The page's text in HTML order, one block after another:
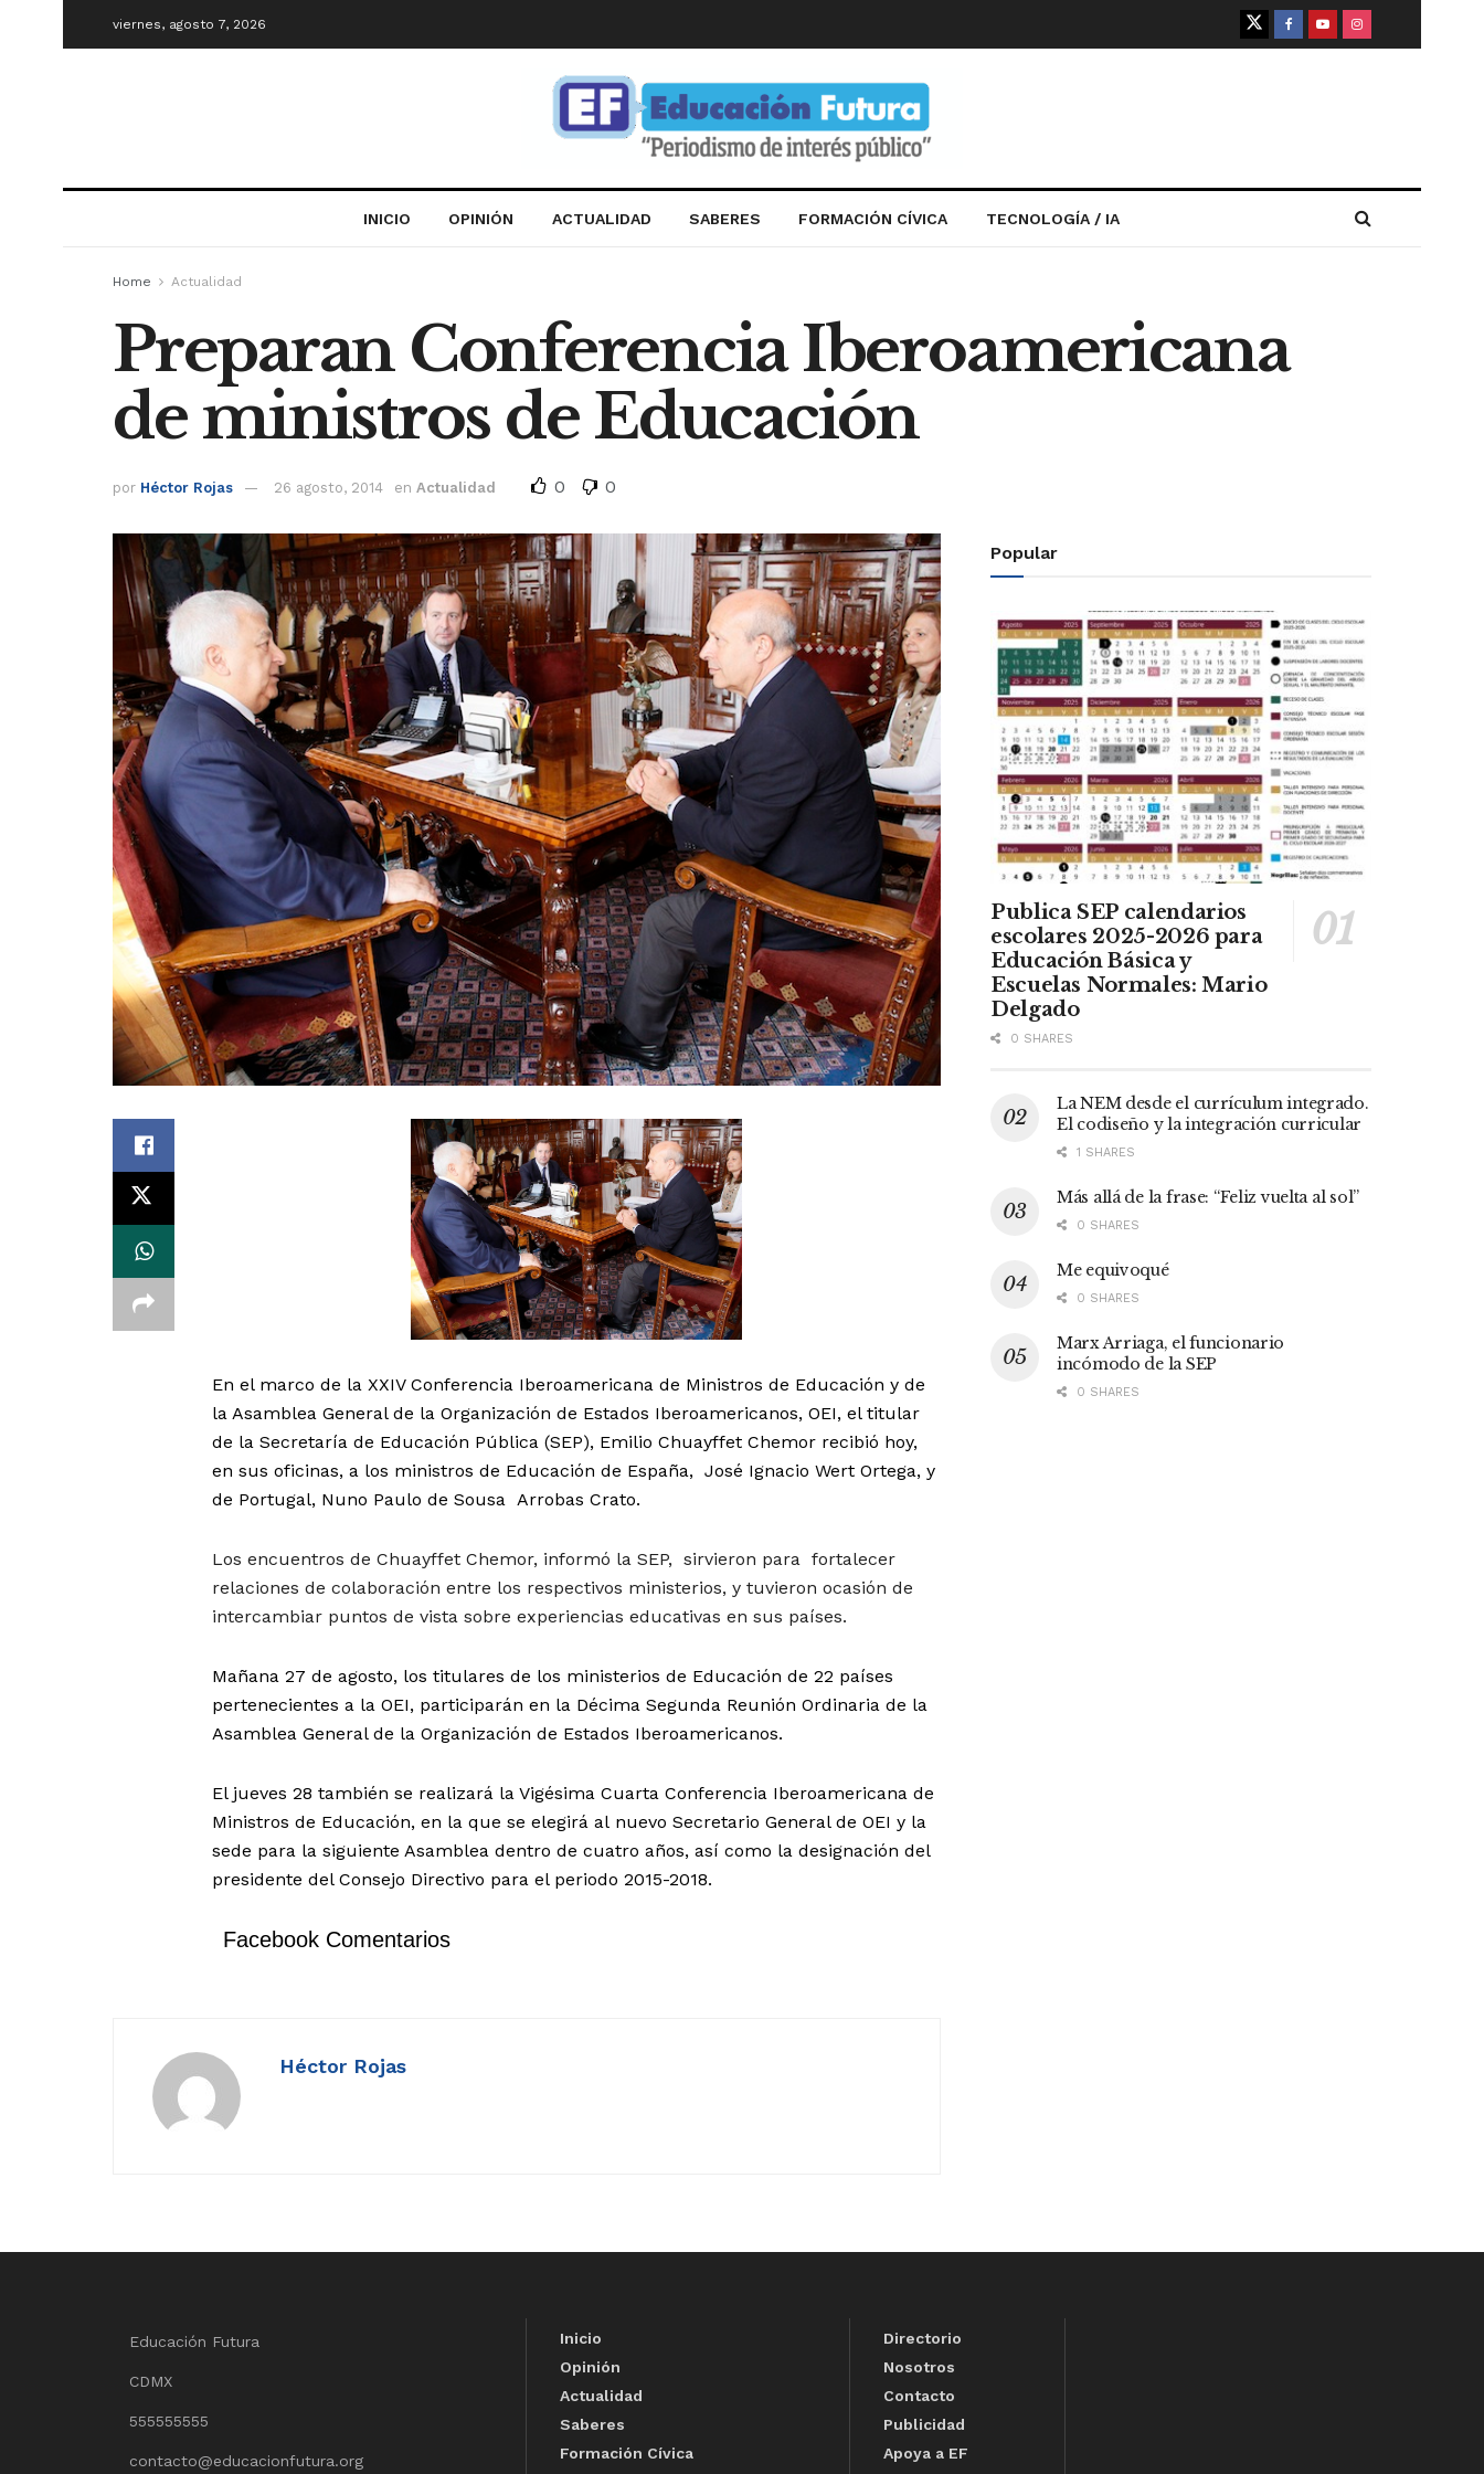
viernes, agosto 7, 2026
INICIO OPINIÓN ACTUALIDAD SABERES FORMACIÓN CÍVICA TECNOLOGÍA / IA
Home Actualidad
Preparan Conferencia Iberoamericana
de ministros de Educación
por Héctor Rojas 26 agosto, 2014 en Actualidad 0 0
En el marco de la XXIV Conferencia Iberoamericana de Ministros de Educación y de
la Asamblea General de la Organización de Estados Iberoamericanos, OEI, el titular
de la Secretaría de Educación Pública (SEP), Emilio Chuayffet Chemor recibió hoy,
en sus oficinas, a los ministros de Educación de España, José Ignacio Wert Ortega, y
de Portugal, Nuno Paulo de Sousa Arrobas Crato.
Los encuentros de Chuayffet Chemor, informó la SEP, sirvieron para fortalecer
relaciones de colaboración entre los respectivos ministerios, y tuvieron ocasión de
intercambiar puntos de vista sobre experiencias educativas en sus países.
Mañana 27 de agosto, los titulares de los ministerios de Educación de 22 países
pertenecientes a la OEI, participarán en la Décima Segunda Reunión Ordinaria de la
Asamblea General de la Organización de Estados Iberoamericanos.
El jueves 28 también se realizará la Vigésima Cuarta Conferencia Iberoamericana de
Ministros de Educación, en la que se elegirá al nuevo Secretario General de OEI y la
sede para la siguiente Asamblea dentro de cuatro años, así como la designación del
presidente del Consejo Directivo para el periodo 2015-2018.
Facebook Comentarios
Héctor Rojas
Popular
Publica SEP calendarios
escolares 2025-2026 para
Educación Básica y
Escuelas Normales: Mario
Delgado
0 SHARES
La NEM desde el currículum integrado.
El codiseño y la integración curricular
1 SHARES
Más allá de la frase: “Feliz vuelta al sol”
0 SHARES
Me equivoqué
0 SHARES
Marx Arriaga, el funcionario
incómodo de la SEP
0 SHARES
Educación Futura
CDMX
555555555
contacto@educacionfutura.org
Inicio
Opinión
Actualidad
Saberes
Formación Cívica
Directorio
Nosotros
Contacto
Publicidad
Apoya a EF